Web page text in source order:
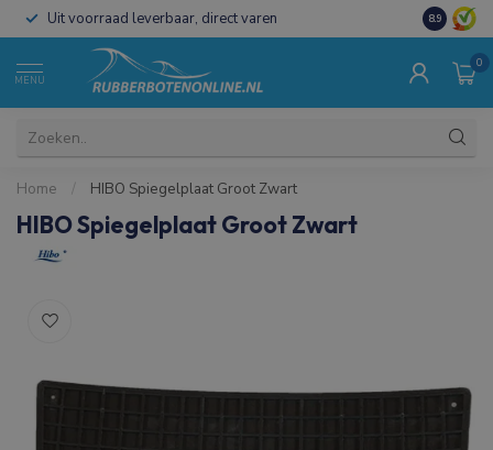
Uit voorraad leverbaar, direct varen Al 15 jaar
8.9
MENU
0
Home / HIBO Spiegelplaat Groot Zwart
HIBO Spiegelplaat Groot Zwart